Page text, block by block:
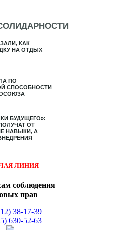
КАК
НА ОТДЫХ
ПО
СПОСОБНОСТИ
БУДУЩЕГО»:
ОТ
НАВЫКИ, А
ЛИНИЯ
соблюдения
прав
38-17-39
630-52-63